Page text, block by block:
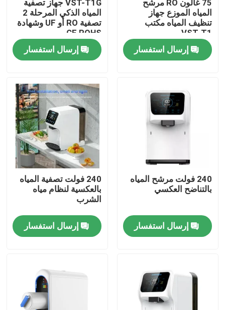
منزل
منتجات
جولة في المعمل
اتصل بنا
اطلب اقتباس
آلة استنشاق الهيدروجين
75 غالون RO مرشح
المياه الموزع جهاز
تنظيف المياه مكتب
VST-T1
إرسال استفسار
VST-T1G جهاز تصفية
المياه الذكي المرحلة 2
تصفية RO أو UF وشهادة
CE ROHS
إرسال استفسار
240 فولت مرشح المياه
بالتناضح العكسي
إرسال استفسار
240 فولت تصفية المياه
بالعكسية لنظام مياه
الشرب
إرسال استفسار